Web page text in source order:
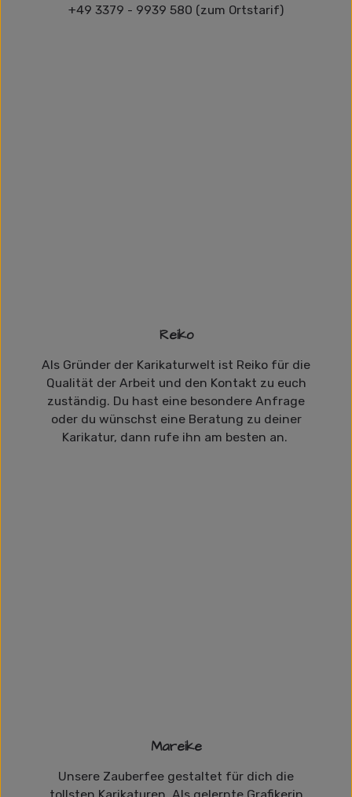
+49 3379 - 9939 580 (zum Ortstarif)
Reiko
Als Gründer der Karikaturwelt ist Reiko für die
Qualität der Arbeit und den Kontakt zu euch
zuständig. Du hast eine besondere Anfrage
oder du wünschst eine Beratung zu deiner
Karikatur, dann rufe ihn am besten an.
Mareike
Unsere Zauberfee gestaltet für dich die